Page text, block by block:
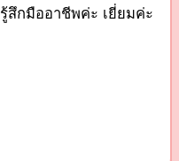
รู้สึกมืออาชีพค่ะ เยี่ยมค่ะ